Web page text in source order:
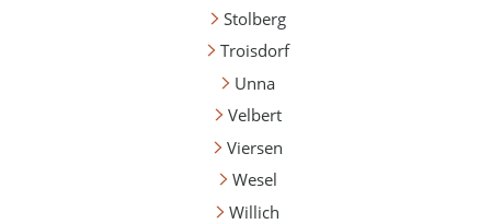
Stolberg
Troisdorf
Unna
Velbert
Viersen
Wesel
Willich